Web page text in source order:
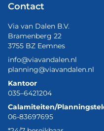
Contact
Via van Dalen B.V.
Bramenberg 22
3755 BZ Eemnes
info@viavandalen.nl
planning@viavandalen.nl
Kantoor
035–6421204
Calamiteiten/
06-83697695